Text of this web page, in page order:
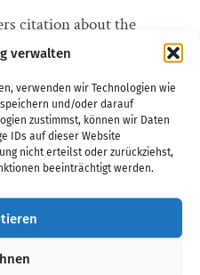
verwalten
verwenden wir Technologien wie
und/oder darauf
zustimmst, können wir Daten
IDs auf dieser Website
nicht erteilst oder zurückziehst,
beeinträchtigt werden.
citation about the
though it is living in a
Angelinis idea was
to his personal
rights, dignity,
Parks, Nelson
de Mayo, well-known
to make the world a
around their